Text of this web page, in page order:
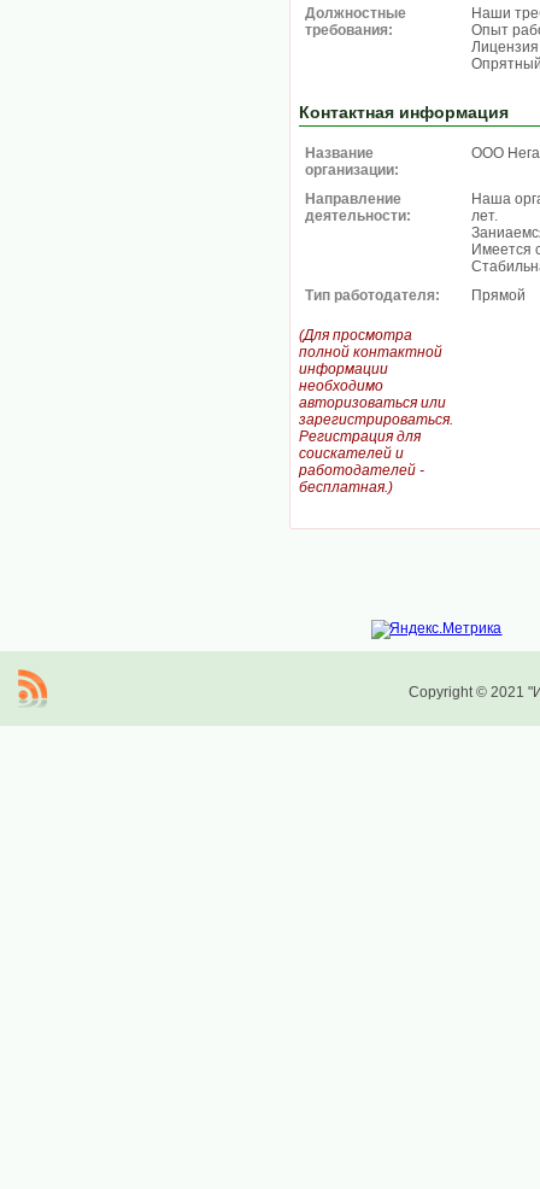
Должностные
требования:
Наши
Опыт
Лицензия
Контактная информация
Название
организации:
ООО
Направление
деятельности:
Наша
лет.
Имеется
Тип работодателя:
Прямой
(Для просмотра
полной контактной
информации
необходимо
авторизоваться или
зарегистрироваться.
Регистрация для
соискателей и
работодателей -
бесплатная.)
Copyright © 2021